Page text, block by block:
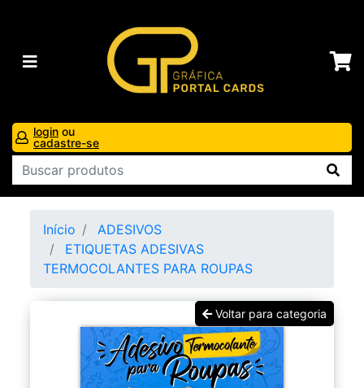
login ou
cadastre-se
Início
ADESIVOS
ETIQUETAS ADESIVAS
TERMOCOLANTES PARA ROUPAS
Voltar para categoria